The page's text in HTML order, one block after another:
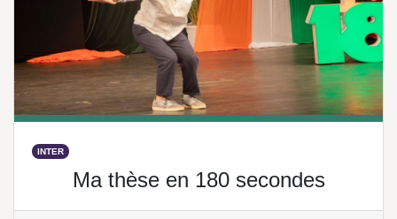
INTER
Ma thèse en 180 secondes